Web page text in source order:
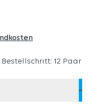
12 Paar